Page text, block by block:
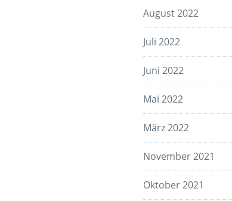
August 2022
Juli 2022
Juni 2022
Mai 2022
März 2022
November 2021
Oktober 2021